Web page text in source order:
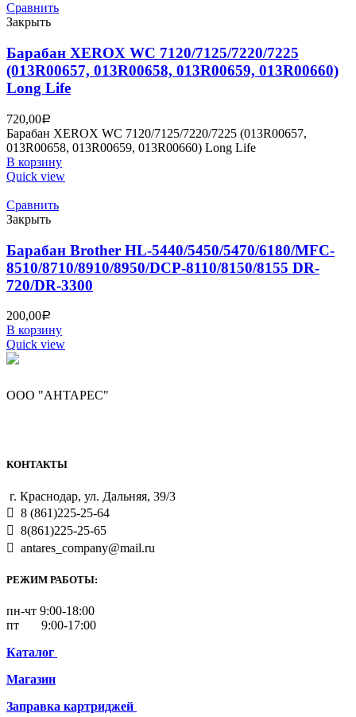
Сравнить
Закрыть
Барабан XEROX WC 7120/7125/7220/7225
(013R00657, 013R00658, 013R00659, 013R00660)
Long Life
720,00Р
Барабан XEROX WC 7120/7125/7220/7225 (013R00657,
013R00658, 013R00659, 013R00660) Long Life
В корзину
Quick view
Сравнить
Закрыть
Барабан Brother HL-5440/5450/5470/6180/MFC-
8510/8710/8910/8950/DCP-8110/8150/8155 DR-
720/DR-3300
200,00Р
В корзину
Quick view
ООО "АНТАРЕС"
КОНТАКТЫ
г. Краснодар, ул. Дальняя, 39/3
8 (861)225-25-64
8(861)225-25-65
antares_company@mail.ru
РЕЖИМ РАБОТЫ:
пн-чт 9:00-18:00
пт 9:00-17:00
Каталог
Магазин
Заправка картриджей